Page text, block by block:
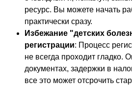
ресурс. Вы можете начать
практически сразу.
Избежание "детских
регистрации: Процесс
не всегда проходит гладко.
документах, задержки в
все это может отсрочить